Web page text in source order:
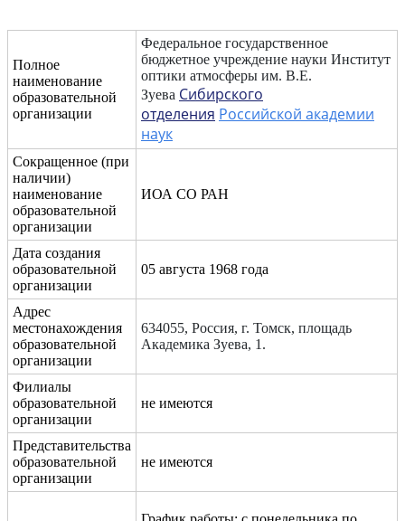
Полное
наименование
образовательной
организации
Федеральное государственное
бюджетное учреждение науки Институт
оптики атмосферы им. В.Е.
Зуева Сибирского
отделения Российской академии
наук
Сокращенное (при
наличии)
наименование
образовательной
организации
ИОА СО РАН
Дата создания
образовательной
организации
05 августа 1968 года
Адрес
местонахождения
образовательной
организации
634055, Россия, г. Томск, площадь
Академика Зуева, 1.
Филиалы
образовательной
организации
не имеются
Представительства
образовательной
организации
не имеются